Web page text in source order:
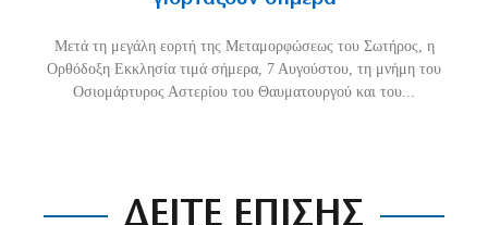
Μετά τη μεγάλη εορτή της Μεταμορφώσεως του Σωτήρος, η
Ορθόδοξη Εκκλησία τιμά σήμερα, 7 Αυγούστου, τη μνήμη του
Οσιομάρτυρος Αστερίου του Θαυματουργού και του...
ΔΕΙΤΕ ΕΠΙΣΗΣ